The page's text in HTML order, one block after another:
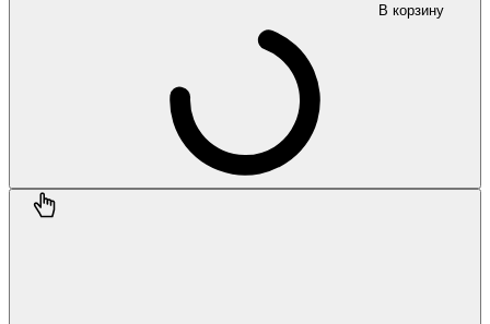
В корзину